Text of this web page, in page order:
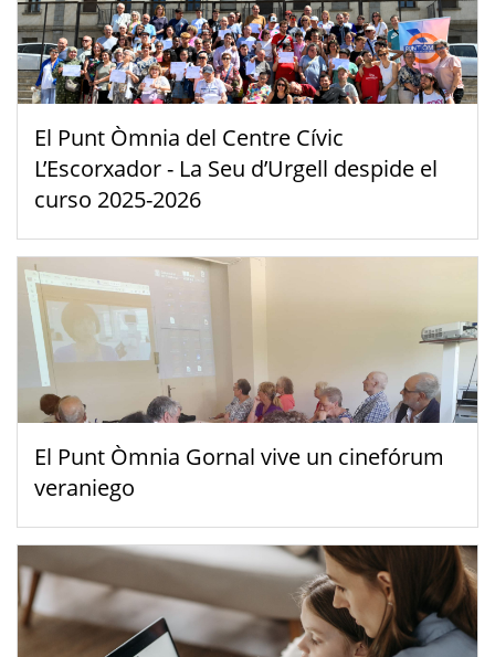
El Punt Òmnia del Centre Cívic
L’Escorxador - La Seu d’Urgell despide el
curso 2025-2026
El Punt Òmnia Gornal vive un cinefórum
veraniego